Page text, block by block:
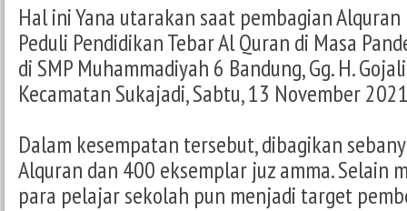
Hal ini Yana utarakan saat pembagian
Peduli Pendidikan Tebar Al Quran di Masa
di SMP Muhammadiyah 6 Bandung, Gg. H.
Kecamatan Sukajadi, Sabtu, 13 November
Dalam kesempatan tersebut, dibagikan
Alquran dan 400 eksemplar juz amma. Selain
para pelajar sekolah pun menjadi target